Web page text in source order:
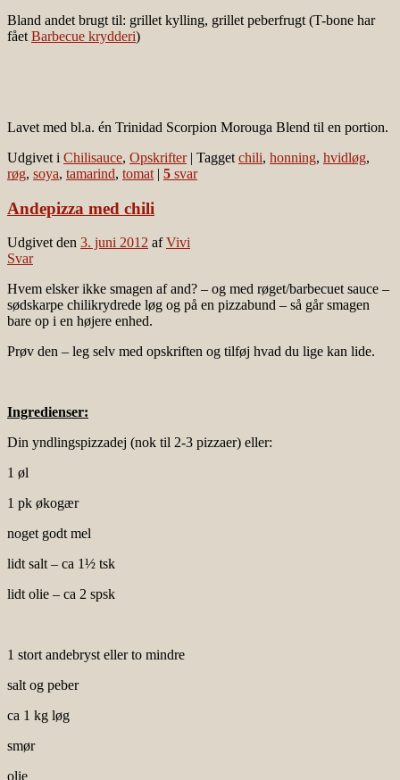
Bland andet brugt til: grillet kylling, grillet peberfrugt (T-bone har
fået Barbecue krydderi)
Lavet med bl.a. én Trinidad Scorpion Morouga Blend til en portion.
Udgivet i Chilisauce, Opskrifter | Tagget chili, honning, hvidløg,
røg, soya, tamarind, tomat | 5 svar
Andepizza med chili
Udgivet den 3. juni 2012 afVivi
Svar
Hvem elsker ikke smagen af and? – og med røget/barbecuet sauce –
sødskarpe chilikrydrede løg og på en pizzabund – så går smagen
bare op i en højere enhed.
Prøv den – leg selv med opskriften og tilføj hvad du lige kan lide.
Ingredienser:
Din yndlingspizzadej (nok til 2-3 pizzaer) eller:
1 øl
1 pk økogær
noget godt mel
lidt salt – ca 1½ tsk
lidt olie – ca 2 spsk
1 stort andebryst eller to mindre
salt og peber
ca 1 kg løg
smør
olie